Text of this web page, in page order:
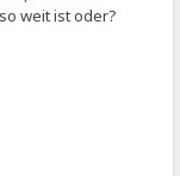
weit ist oder?